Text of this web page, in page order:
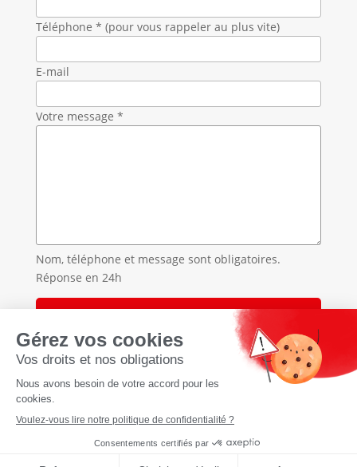
Téléphone * (pour vous rappeler au plus vite)
E-mail
Votre message *
Nom, téléphone et message sont obligatoires.
Réponse en 24h
»
Traitement des punaises de lit en Haute-Savoie
»Traitement des punaises de lit à Rumilly
À propos
CGU Cookies Politique de